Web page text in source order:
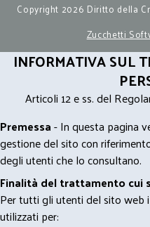
Copyright 2026 Diritto della
Zucchetti
INFORMATIVA SUL
Articoli 12 e ss. del
Premessa- In questa pagina
gestione del sito con
degli utenti che lo consultano.
Finalità del trattamento cui
Per tutti gli utenti del sito web
utilizzati per: